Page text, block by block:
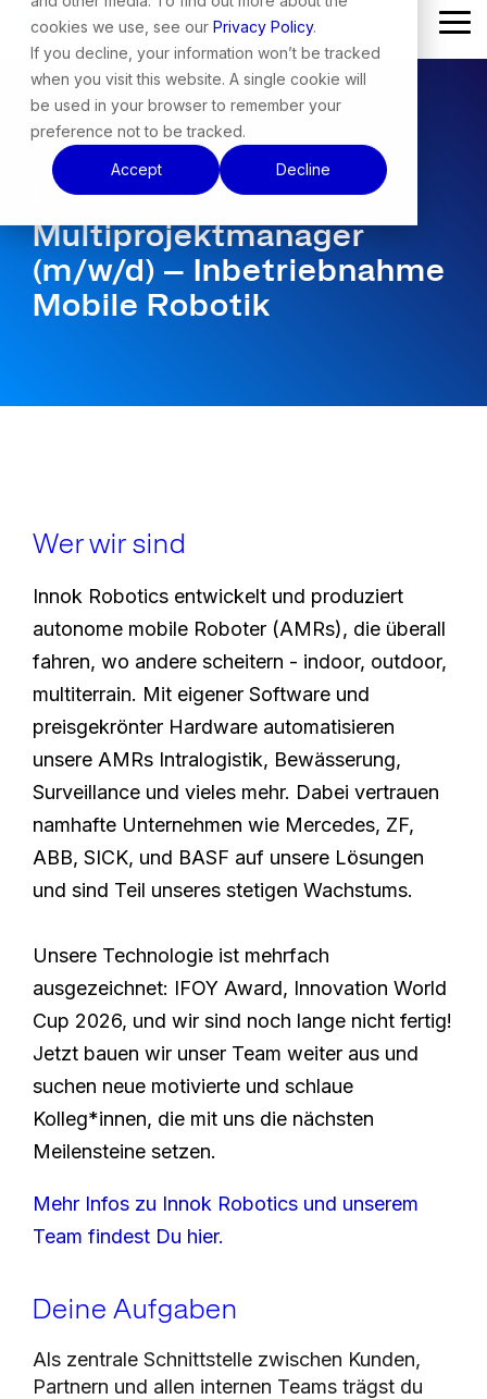
cookies we use, see our Privacy Policy.
If you decline, your information won’t be tracked
when you visit this website. A single cookie will
be used in your browser to remember your
preference not to be tracked.
Accept Decline
Skip
main
content.
Lust auf Team?
Multiprojektmanager
(m/w/d) – Inbetriebnahme
Mobile Robotik
Wer wir sind
Innok Robotics entwickelt und produziert
autonome mobile Roboter (AMRs), die überall
fahren, wo andere scheitern - indoor, outdoor,
multiterrain. Mit eigener Software und
preisgekrönter Hardware automatisieren
unsere AMRs Intralogistik, Bewässerung,
Surveillance und vieles mehr. Dabei vertrauen
namhafte Unternehmen wie Mercedes, ZF,
ABB, SICK, und BASF auf unsere Lösungen
und sind Teil unseres stetigen Wachstums.
Unsere Technologie ist mehrfach
ausgezeichnet: IFOY Award, Innovation World
Cup 2026, und wir sind noch lange nicht fertig!
Jetzt bauen wir unser Team weiter aus und
suchen neue motivierte und schlaue
Kolleg*innen, die mit uns die nächsten
Meilensteine setzen.
Mehr Infos zu Innok Robotics und unserem
Team findest Du hier.
Deine Aufgaben
Als zentrale Schnittstelle zwischen Kunden,
Partnern und allen internen Teams trägst du